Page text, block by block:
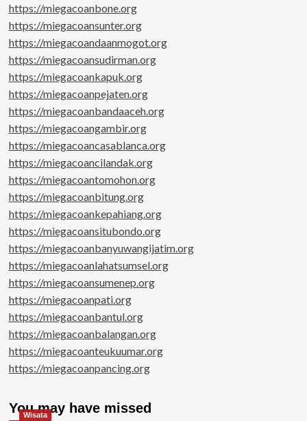
https://miegacoanbone.org
https://miegacoansunter.org
https://miegacoandaanmogot.org
https://miegacoansudirman.org
https://miegacoankapuk.org
https://miegacoanpejaten.org
https://miegacoanbandaaceh.org
https://miegacoangambir.org
https://miegacoancasablanca.org
https://miegacoancilandak.org
https://miegacoantomohon.org
https://miegacoanbitung.org
https://miegacoankepahiang.org
https://miegacoansitubondo.org
https://miegacoanbanyuwangijatim.org
https://miegacoanlahatsumsel.org
https://miegacoansumenep.org
https://miegacoanpati.org
https://miegacoanbantul.org
https://miegacoanbalangan.org
https://miegacoanteukuumar.org
https://miegacoanpancing.org
You may have missed
Wisata